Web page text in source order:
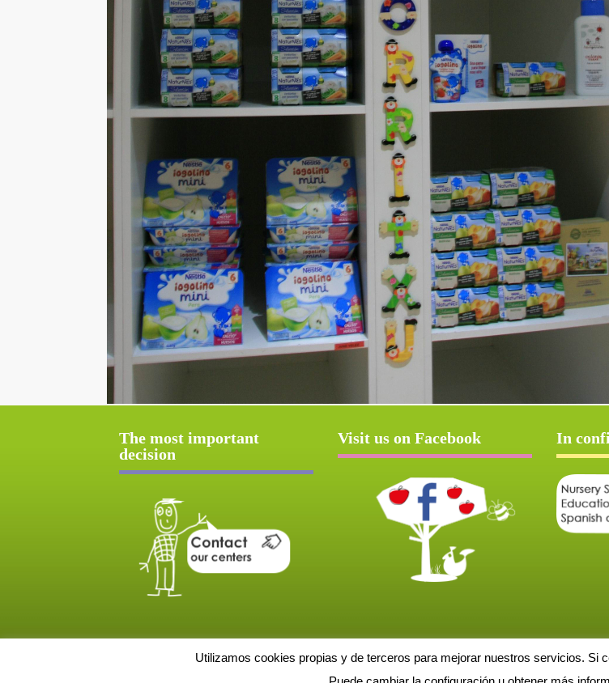
The most important
decision
Visit us on Facebook In
Utilizamos cookies propias y de terceros para mejorar nuestros servicios. Si
Aviso Legal Política de cookies Protección de